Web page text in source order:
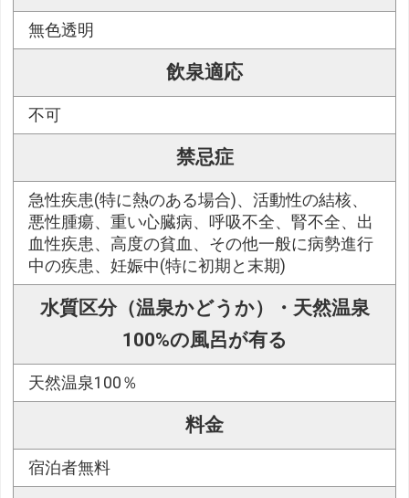
無色透明
飲泉適応
不可
禁忌症
急性疾患(特に熱のある場合)、活動性の結核、
悪性腫瘍、重い心臓病、呼吸不全、腎不全、出
血性疾患、高度の貧血、その他一般に病勢進行
中の疾患、妊娠中(特に初期と末期)
水質区分（温泉かどうか）・天然温泉
100%の風呂が有る
天然温泉100％
料金
宿泊者無料